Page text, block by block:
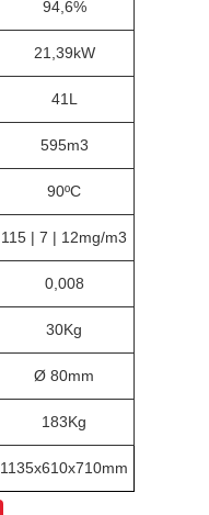
94,6%
21,39kW
41L
595m3
90ºC
115 | 7 | 12mg/m3
0,008
30Kg
Ø 80mm
183Kg
1135x610x710mm